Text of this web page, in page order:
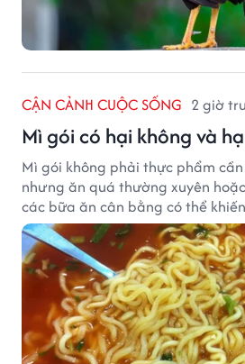
CẬN CẢNH CUỘC SỐNG 2 giờ
Mì gói có hại không và
Mì gói không phải thực phẩm
nhưng ăn quá thường xuyên
các bữa ăn cân bằng có thể
mất cân đối.